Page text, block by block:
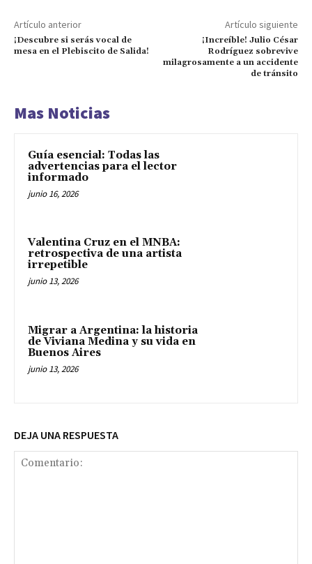
Artículo anterior
¡Descubre si serás vocal de
mesa en el Plebiscito de Salida!
Artículo siguiente
¡Increíble! Julio César
Rodríguez sobrevive
milagrosamente a un accidente
de tránsito
Mas Noticias
Guía esencial: Todas las
advertencias para el lector
informado
junio 16, 2026
Valentina Cruz en el MNBA:
retrospectiva de una artista
irrepetible
junio 13, 2026
Migrar a Argentina: la historia
de Viviana Medina y su vida en
Buenos Aires
junio 13, 2026
DEJA UNA RESPUESTA